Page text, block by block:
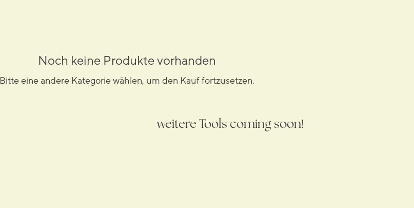
Noch keine Produkte vorhanden
Bitte eine andere Kategorie wählen, um den Kauf fortzusetzen.
weitere Tools coming soon!